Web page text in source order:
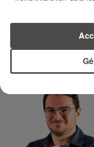
LA RÉDACTION